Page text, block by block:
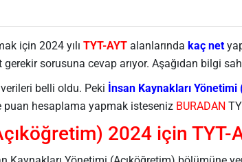
için 2024 yılı TYT-AYT alanlarında kaç net
sorusuna cevap arıyor. Aşağıdan bilgi
belli oldu. Peki İnsan Kaynakları Yönetimi
puan hesaplama yapmak isteseniz BURADAN
2024 için TYT-